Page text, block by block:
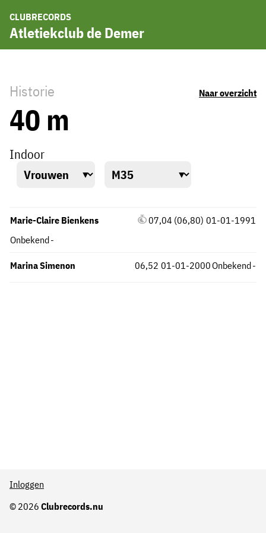
CLUBRECORDS
Atletiekclub de Demer
Historie Naar overzicht
40 m
Indoor
Marie-Claire Bienkens
Onbekend
07,04 (06,80)
-
01-01-1991
Marina Simenon Onbekend
06,52 -
01-01-2000
© 2026 Clubrecords.nu
Inloggen